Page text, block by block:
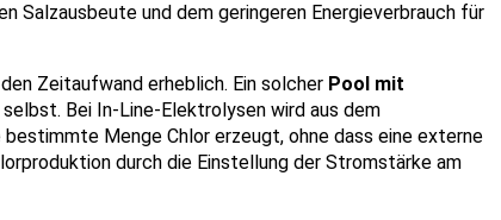
Salzausbeute und dem geringeren Energieverbrauch für
Zeitaufwand erheblich. Ein solcher Pool mit
Bei In-Line-Elektrolysen wird aus dem
Menge Chlor erzeugt, ohne dass eine externe
durch die Einstellung der Stromstärke am